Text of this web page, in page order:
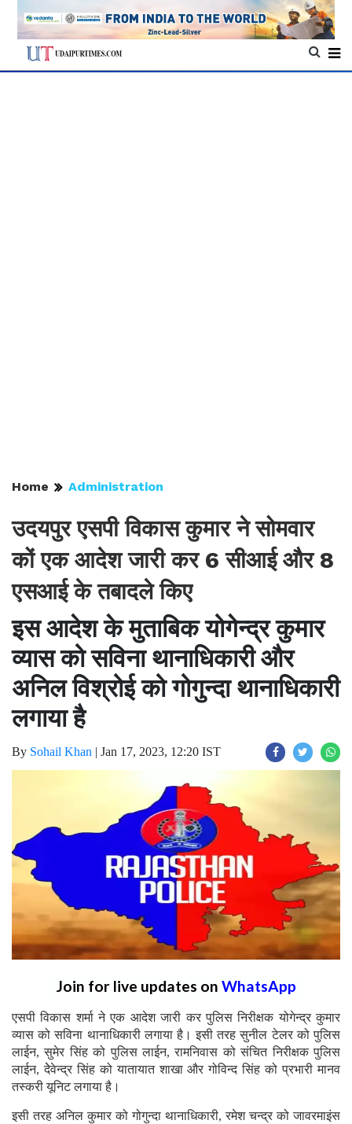
Home Administration
उदयपुर एसपी विकास कुमार ने सोमवार
कों एक आदेश जारी कर 6 सीआई और 8
एसआई के तबादले किए
इस आदेश के मुताबिक योगेन्द्र कुमार
व्यास को सविना थानाधिकारी और
अनिल विश्रोई को गोगुन्दा थानाधिकारी
लगाया है
By Sohail Khan | Jan 17, 2023, 12:20 IST
Join for live updates on WhatsApp
एसपी विकास शर्मा ने एक आदेश जारी कर पुलिस निरीक्षक योगेन्द्र कुमार
व्यास को सविना थानाधिकारी लगाया है। इसी तरह सुनील टेलर को पुलिस
लाईन, सुमेर सिंह को पुलिस लाईन, रामनिवास को संचित निरीक्षक पुलिस
लाईन, देेवेन्द्र सिंह को यातायात शाखा और गोविन्द सिंह को प्रभारी मानव
तस्करी यूनिट लगाया है।
इसी तरह अनिल कुमार को गोगुन्दा थानाधिकारी, रमेश चन्द्र को जावरमाइंस